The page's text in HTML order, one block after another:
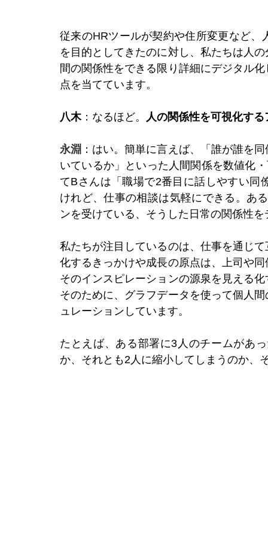
従来のHRツールが契約や住所変更など
を目的としてきたのに対し、私たちは人
間の関係性をできる限り詳細にデジタル
点を当てています。
八木：なるほど。 人の関係性を可視化す
永淵 ：はい。簡単に言えば、「誰が誰を
いているか」といった人間関係を数値化
てBさんは「職場で2番目に話しやすい同
けれど、仕事の相談は気軽にできる。あ
ンを受けている、そうした日常の関係性
私たちが注目しているのは、仕事を通じ
化するきっかけや成長の原点は、上司や
そのインスピレーションの源泉を見える
そのために、グラフデータを使って個人
ュレーションしています。
たとえば、ある部署に3人のチームがあ
か、それとも2人に縮小してしまうのか、